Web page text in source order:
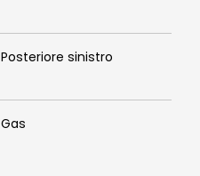
Posteriore sinistro
Gas